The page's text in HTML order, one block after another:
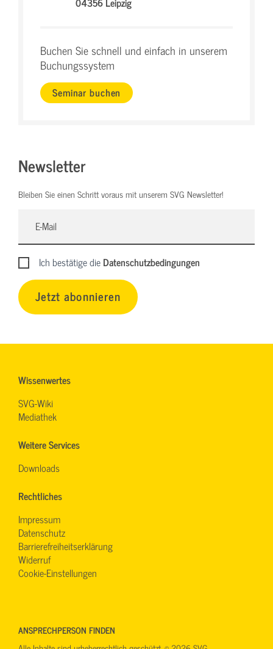
Buchen Sie schnell und einfach in unserem
Buchungssystem
Seminar buchen
Newsletter
Bleiben Sie einen Schritt voraus mit unserem SVG Newsletter!
Ich bestätige dieDatenschutzbedingungen
Jetzt abonnieren
Wissenwertes
SVG-Wiki
Mediathek
Weitere Services
Downloads
Rechtliches
Impressum
Datenschutz
Barrierefreiheitserklärung
Widerruf
Cookie-Einstellungen
ANSPRECHPERSON FINDEN